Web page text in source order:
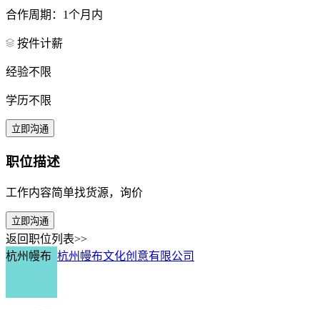
合作周期：1个月内
按件计薪
经验不限
学历不限
立即沟通
职位描述
工作内容简单找货源，询价
立即沟通
返回职位列表>>
杭州幔布 杭州幔布文化创意有限公司